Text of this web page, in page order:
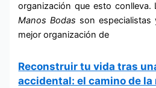
organización que esto conlleva.
Manos Bodas son especialistas
mejor organización de
Reconstruir tu vida tras
accidental: el camino de